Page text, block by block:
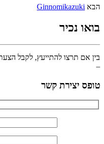
הבא Ginnomikazuki
בואו נכיר
בין אם תרצו להתייעץ, לקבל
–
טופס יצירת קשר